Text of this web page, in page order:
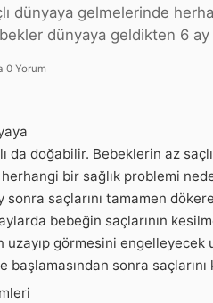
dünyaya gelmelerinde
dünyaya geldikten 6
0 Yorum
da doğabilir. Bebeklerin az
bir sağlık problemi
saçlarını tamamen
bebeğin saçlarının
uzayıp görmesini
başlamasından sonra